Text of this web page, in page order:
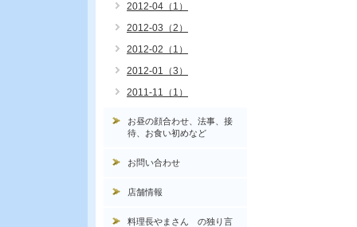
2012-04（1）
2012-03（2）
2012-02（1）
2012-01（3）
2011-11（1）
お昼の顔合わせ、法事、接
待、お食い初めなど
お問い合わせ
店舗情報
料理長やまさん の独り言